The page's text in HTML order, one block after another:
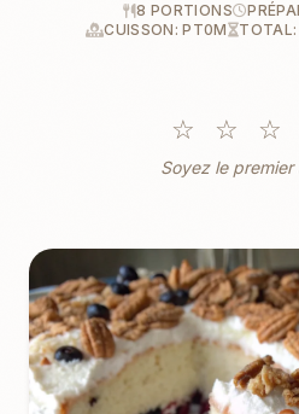
8 PORTIONS
CUISSON: PT0M
☆ ☆ ☆
Soyez le premier